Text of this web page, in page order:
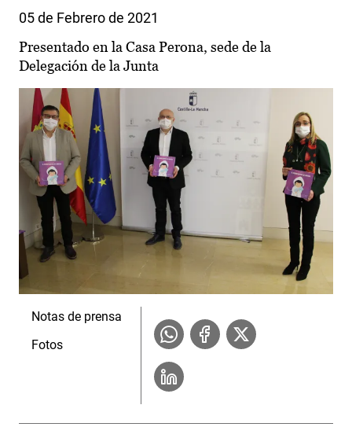
05 de Febrero de 2021
Presentado en la Casa Perona, sede de la
Delegación de la Junta
Notas de prensa
Fotos